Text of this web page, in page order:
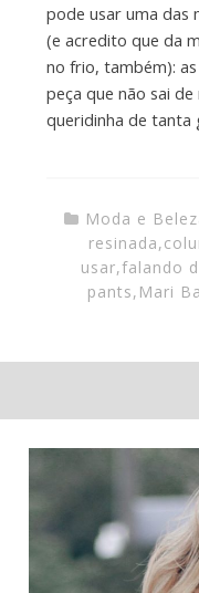
pode usar uma das
(e acredito que da
no frio, também): as
peça que não sai
queridinha de tanta
Moda e
resinada,
usar,falando
pants, Mari